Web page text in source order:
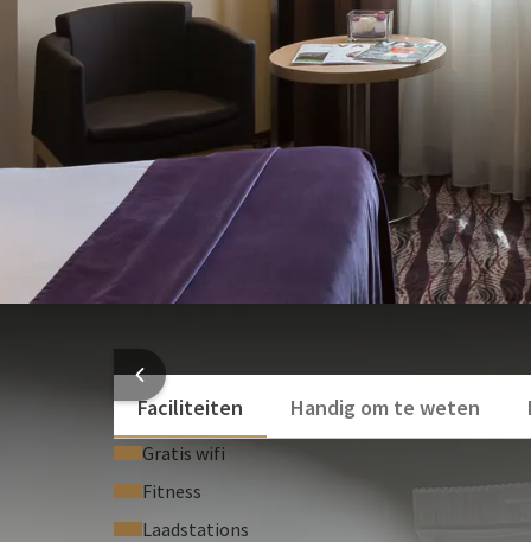
Haardroger
Room-service
Geniet van onze wellnessfaciliteiten (€15
Cosmetica spiegel
Bekijk meer
Faciliteiten
Handig om te weten
Gratis wifi
Fitness
Laadstations